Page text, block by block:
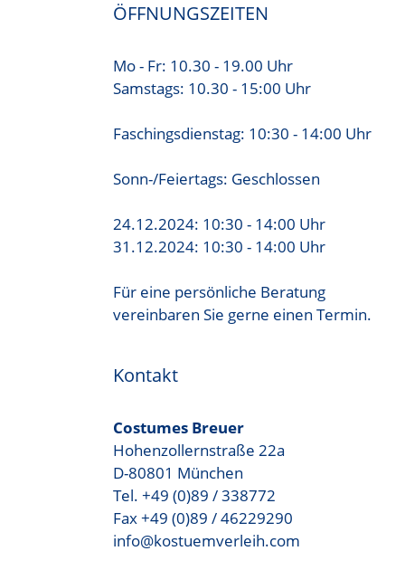
ÖFFNUNGSZEITEN
Mo - Fr: 10.30 - 19.00 Uhr
Samstags: 10.30 - 15:00 Uhr
Faschingsdienstag: 10:30 - 14:00 Uhr
Sonn-/Feiertags: Geschlossen
24.12.2024: 10:30 - 14:00 Uhr
31.12.2024: 10:30 - 14:00 Uhr
Für eine persönliche Beratung
vereinbaren Sie gerne einen Termin.
Kontakt
Costumes Breuer
Hohenzollernstraße 22a
D-80801 München
Tel. +49 (0)89 / 338772
Fax +49 (0)89 / 46229290
info@kostuemverleih.com